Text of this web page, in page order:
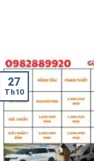
27
Th10